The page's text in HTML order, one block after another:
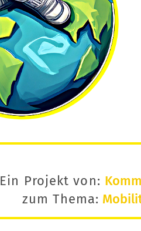
Ein Projekt von:
zum Thema: